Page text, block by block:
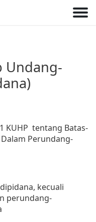
Undang-
KUHP tentang Batas-
Perundang-
kecuali
perundang-